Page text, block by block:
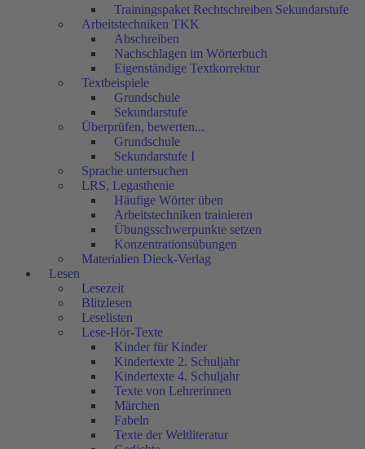
Trainingspaket Rechtschreiben Sekundarstufe
Arbeitstechniken TKK
Abschreiben
Nachschlagen im Wörterbuch
Eigenständige Textkorrektur
Textbeispiele
Grundschule
Sekundarstufe
Überprüfen, bewerten...
Grundschule
Sekundarstufe I
Sprache untersuchen
LRS, Legasthenie
Häufige Wörter üben
Arbeitstechniken trainieren
Übungsschwerpunkte setzen
Konzentrationsübungen
Materialien Dieck-Verlag
Lesen
Lesezeit
Blitzlesen
Leselisten
Lese-Hör-Texte
Kinder für Kinder
Kindertexte 2. Schuljahr
Kindertexte 4. Schuljahr
Texte von Lehrerinnen
Märchen
Fabeln
Texte der Weltliteratur